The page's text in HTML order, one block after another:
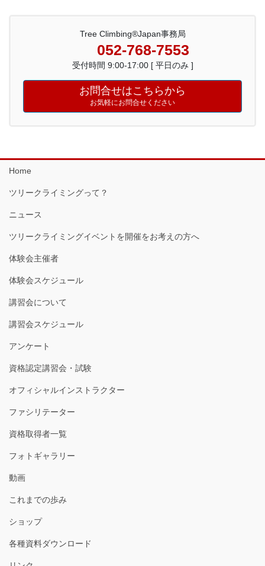
Tree Climbing®Japan事務局
052-768-7553
受付時間 9:00-17:00 [ 平日のみ ]
お問合せはこちらから
お気軽にお問合せください
Home
ツリークライミングって？
ニュース
ツリークライミングイベントを開催をお考えの方へ
体験会主催者
体験会スケジュール
講習会について
講習会スケジュール
アンケート
資格認定講習会・試験
オフィシャルインストラクター
ファシリテーター
資格取得者一覧
フォトギャラリー
動画
これまでの歩み
ショップ
各種資料ダウンロード